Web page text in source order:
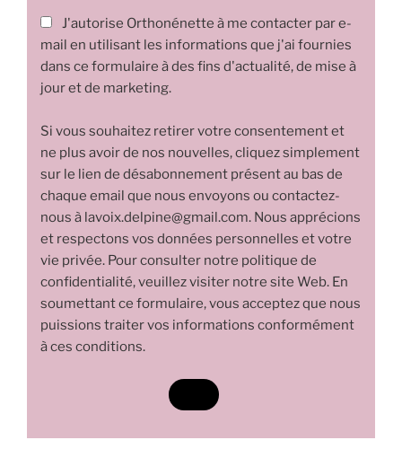
J'autorise Orthonénette à me contacter par e-
mail en utilisant les informations que j'ai fournies
dans ce formulaire à des fins d'actualité, de mise à
jour et de marketing.
Si vous souhaitez retirer votre consentement et
ne plus avoir de nos nouvelles, cliquez simplement
sur le lien de désabonnement présent au bas de
chaque email que nous envoyons ou contactez-
nous à lavoix.delpine@gmail.com. Nous apprécions
et respectons vos données personnelles et votre
vie privée. Pour consulter notre politique de
confidentialité, veuillez visiter notre site Web. En
soumettant ce formulaire, vous acceptez que nous
puissions traiter vos informations conformément
à ces conditions.